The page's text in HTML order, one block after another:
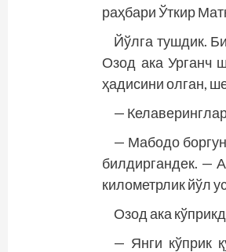
раҳбари Ўткир
Йўлга тушдик.
Озод ака Урганч
ҳадисини олган,
—
— Мабодо
билдиргандек. —
километрлик йўл
Озод ака
— Янги кўприк